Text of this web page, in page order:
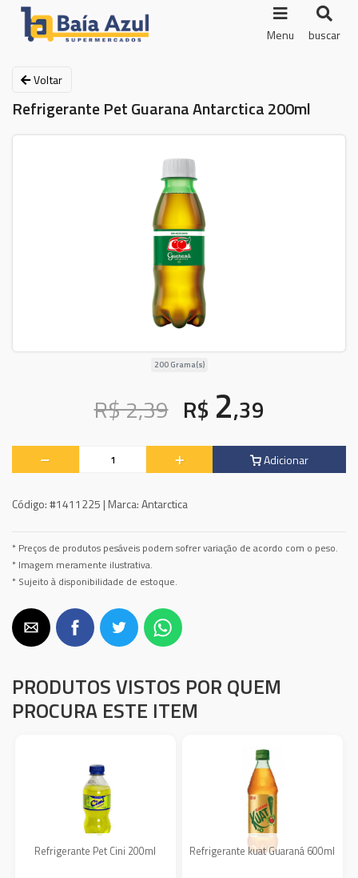
Menu buscar
Voltar
Refrigerante Pet Guarana Antarctica 200ml
200 Grama(s)
R$ 2,39 R$ 2,39
Adicionar
Código:#1411225 | Marca:Antarctica
* Preços de produtos pesáveis podem sofrer variação de acordo com o peso.
* Imagem meramente ilustrativa.
* Sujeito à disponibilidade de estoque.
PRODUTOS VISTOS POR QUEM
PROCURA ESTE ITEM
Refrigerante Pet Cini 200ml Refrigerante kuat Guaraná 600ml